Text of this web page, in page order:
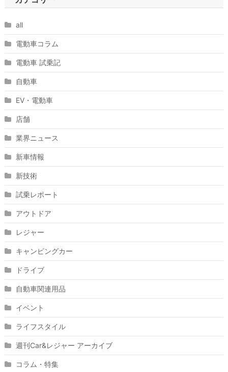
all
電動車コラム
電動車 試乗記
自動車
EV・電動車
店舗
業界ニュース
新車情報
新技術
試乗レポート
アウトドア
レジャー
キャンピングカー
ドライブ
自動車関連用品
イベント
ライフスタイル
週刊Car&レジャー アーカイブ
コラム・特集